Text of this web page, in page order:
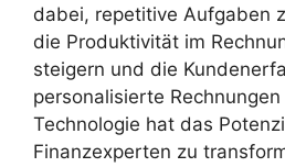
dabei, repetitive Aufgaben
die Produktivität im
steigern und die
personalisierte
Technologie hat das
Finanzexperten zu